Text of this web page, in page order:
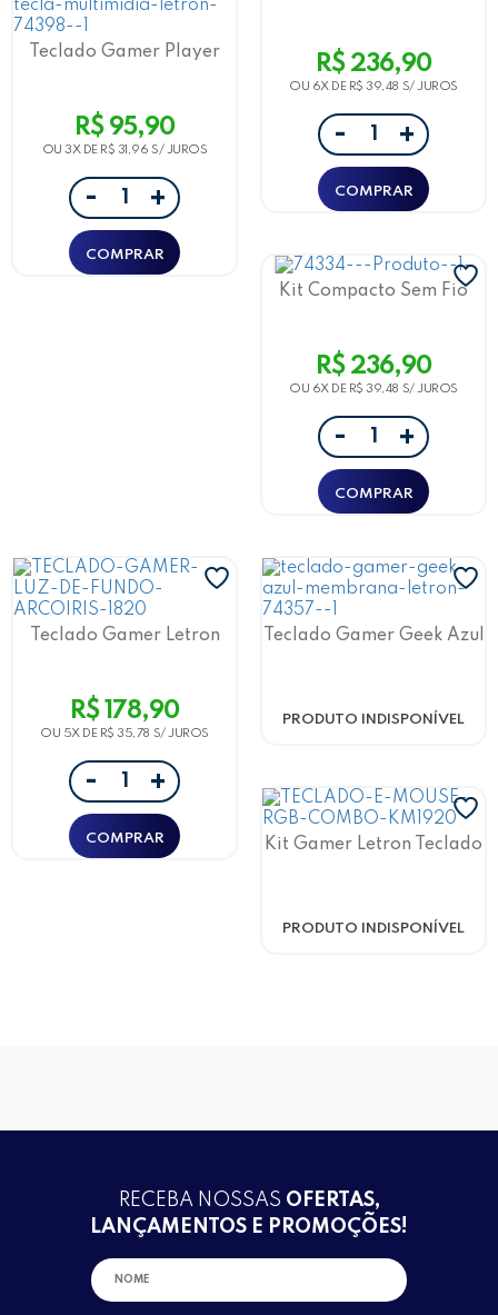
Teclado Gamer Player
R$ 95,90
OU 3X DE R$ 31,96
- +
R$ 236,90
OU 6X DE R$ 39,48
- +
Kit Compacto Sem Fio
R$ 236,90
OU 6X DE R$ 39,48
- +
Teclado Gamer Letron
R$ 178,90
OU 5X DE R$ 35,78
- +
Teclado Gamer Geek Azul
PRODUTO INDISPONÍVEL
Kit Gamer Letron Teclado
PRODUTO INDISPONÍVEL
RECEBA NOSSAS OFERTAS,
LANÇAMENTOS E PROMOÇÕES!